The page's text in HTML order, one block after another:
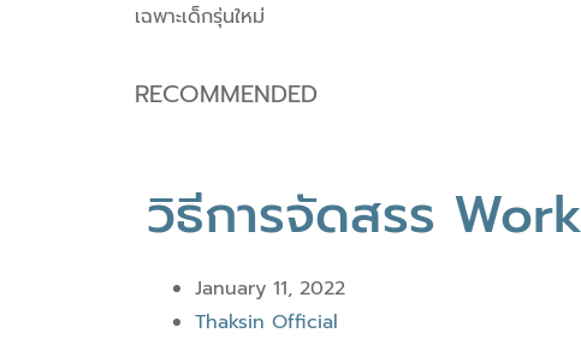
เฉพาะเด็กรุ่นใหม่
RECOMMENDED
วิธีการจัดสรร
January 11, 2022
Thaksin Official